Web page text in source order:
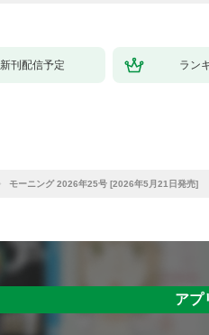
新刊配信予定 ラン
モーニング 2026年25号 [2026年5月21日発売]
アプ